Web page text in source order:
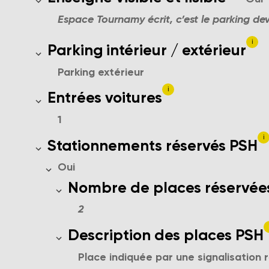
Espace Tournamy écrit, c’est le parking
Parking intérieur / extérieur
Le parking se trouve-t-il en intérieur
i
Parking extérieur
Entrées voitures
Nombre d'entrées voitures
i
1
Stationnements réservés PSH
Places réservées et indiquées pour i
Oui
Nombre de places
Nombre de place réservées
2
Description des places PSH
Description des places de
Place indiquée par une